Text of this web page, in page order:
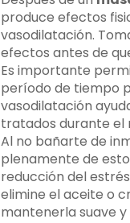
produce efectos
vasodilatación.
efectos antes de
Es importante
período de tiempo
vasodilatación
tratados durante el
Al no bañarte de
plenamente de
reducción del
elimine el aceite o
mantenerla suave y